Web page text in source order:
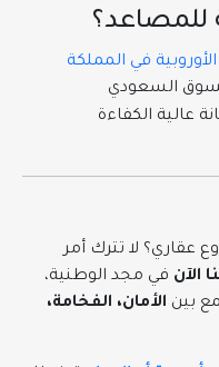
للمصاعد؟
الأوروبية في المملكة
عالية الكفاءة
عقاري؟ لا تترك أمر
الآن في مجد الوطنية،
بين الأمان، الفخامة،